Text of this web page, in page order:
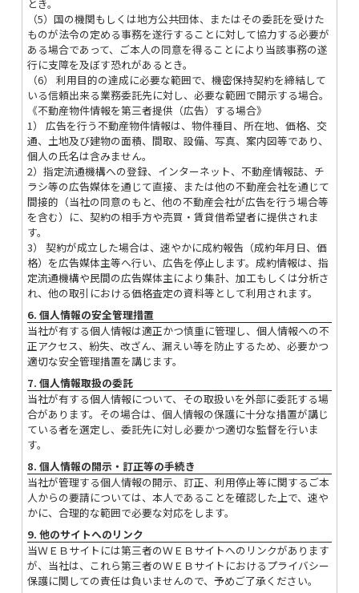
とき。
（5）国の機関もしくは地方公共団体、またはその委託を受けた
ものが法令の定める事務を遂行することに対して協力する必要が
ある場合であって、ご本人の同意を得ることにより当該事務の遂
行に支障を及ぼす恐れがあるとき。
（6） 利用目的の達成に必要な範囲で、機密保持契約を締結して
いる信頼出来る業務委託先に対し、必要な範囲で開示する場合。
《不動産物件情報を第三者提供（広告）する場合》
1） 広告を行う不動産物件情報は、物件種目、所在地、価格、交
通、土地及び建物の面積、間取、設備、写真、案内図等であり、
個人の氏名は含みません。
2）指定流通機構への登録、インターネット、不動産情報誌、チ
ラシ等の広告媒体を通じて直接、または他の不動産会社を通じて
間接的（当社の同意のもと、他の不動産会社が広告を行う場合等
を含む）に、契約の相手方や売買・賃貸借希望者に提供されま
す。
3） 契約が成立した場合は、速やかに成約報告（成約年月日、価
格）を広告媒体主等へ行い、広告を停止します。成約情報は、指
定流通機構や民間の広告媒体主により集計、加工もしくは分析さ
れ、他の取引における価格査定の資料等として利用されます。
6. 個人情報の安全管理措置
当社が有する個人情報は適正かつ慎重に管理し、個人情報への不
正アクセス、紛失、改ざん、漏えい等を防止するため、必要かつ
適切な安全管理措置を講じます。
7. 個人情報取扱の委託
当社が有する個人情報について、その取扱いを外部に委託する場
合があります。その場合は、個人情報の保護に十分な措置が講じ
ている者を選定し、委託先に対し必要かつ適切な監督を行いま
す。
8. 個人情報の開示・訂正等の手続き
当社が管理する個人情報の開示、訂正、利用停止等に関するご本
人からの要請については、本人であることを確認した上で、速や
かに、合理的な範囲で必要な対応をします。
9. 他のサイトへのリンク
当ＷＥＢサイトには第三者のＷＥＢサイトへのリンクがあります
が、当社は、これら第三者のＷＥＢサイトにおけるプライバシー
保護に関しての責任は負いませんので、予めご了承ください。